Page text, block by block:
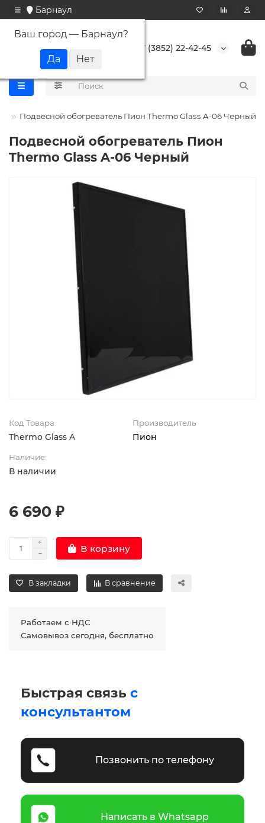
Барнаул
Ваш город — Барнаул?
+7 (3852) 22-42-45
Подвесной обогреватель Пион Thermo Glass A-06 Черный
Подвесной обогреватель Пион
Thermo Glass A-06 Черный
Код Товара
Thermo Glass A
Производитель
Пион
Наличие:
В наличии
6 690 ₽
В корзину
В закладки В сравнение
Работаем с НДС
Самовывоз сегодня, бесплатно
Быстрая связь с
консультантом
Позвонить по телефону
Написать в Whatsapp